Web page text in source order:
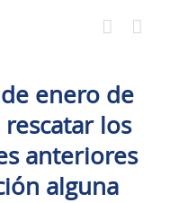
enero de
los
anteriores
alguna